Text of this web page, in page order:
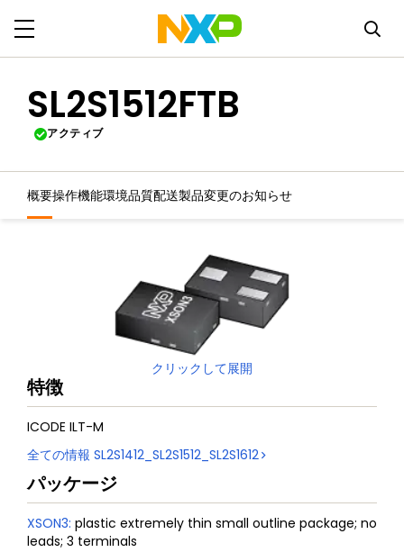
SL2S1512FTB
アクティブ
概要操作機能環境品質配送製品変更のお知らせ
クリックして展開
特徴
ICODE ILT-M
全ての情報 SL2S1412_SL2S1512_SL2S1612
パッケージ
XSON3: plastic extremely thin small outline package; no
leads; 3 terminals